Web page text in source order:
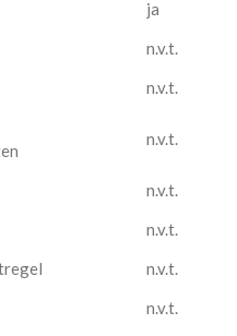
ja
n.v.t.
n.v.t.
n.v.t.
n.v.t.
n.v.t.
n.v.t.
n.v.t.